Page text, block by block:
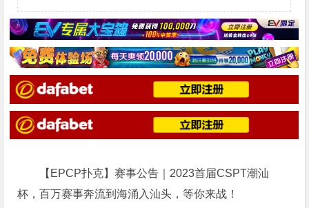
【EPCP扑克】赛事公告｜2023首届CSPT潮汕
杯，百万赛事奔流到海涌入汕头，等你来战！